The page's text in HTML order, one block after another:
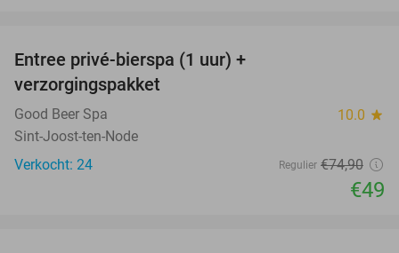
Entree privé-bierspa (1 uur) +
verzorgingspakket
Good Beer Spa 10.0 star
Sint-Joost-ten-Node
Verkocht: 24
Regulier €74,90
€49